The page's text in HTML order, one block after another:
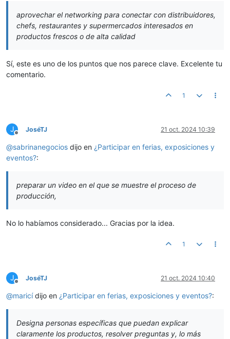
aprovechar el networking para conectar con distribuidores,
chefs, restaurantes y supermercados interesados en
productos frescos o de alta calidad
Sí, este es uno de los puntos que nos parece clave. Excelente tu
comentario.
1
J
Desconectado
JoséTJ 21 oct. 2024 10:39
@sabrinanegocios dijo en ¿Participar en ferias, exposiciones y
eventos?:
preparar un video en el que se muestre el proceso de
producción,
No lo habíamos considerado... Gracias por la idea.
1
J
Desconectado
JoséTJ 21 oct. 2024 10:40
@maricídijo en ¿Participar en ferias, exposiciones y eventos?:
Designa personas específicas que puedan explicar
claramente los productos, resolver preguntas y, lo más